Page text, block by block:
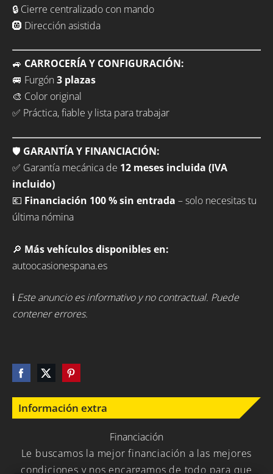
Información extra
Financiación
Le buscamos la mejor financiación a las mejores
condiciones y nos encargamos de todo para que
🔒 Cierre centralizado con mando
🛞 Dirección asistida
🚙 CARROCERÍA Y CONFIGURACIÓN:
🚐 Furgón 3 plazas
🎨 Color original
✅ Práctica, fiable y lista para trabajar
🛡️ GARANTÍA Y FINANCIACIÓN:
✅ Garantía mecánica de 12 meses incluida (IVA
incluido)
💶 Financiación 100 % sin entrada – solo necesitas tu
última nómina
🔎 Más vehículos disponibles en:
autoocasionespana.es
ℹ️ Este anuncio es informativo y no contractual. Puede
contener errores.